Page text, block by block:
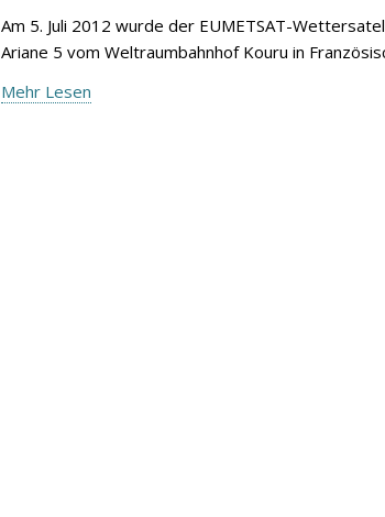
Am 5. Juli 2012 wurde der EUMETSAT-
Ariane 5 vom Weltraumbahnhof Kouru in
Mehr Lesen